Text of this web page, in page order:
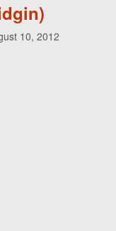
10, 2012